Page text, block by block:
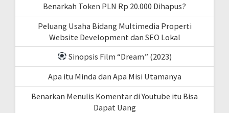
Benarkah Token PLN Rp 20.000 Dihapus?
Peluang Usaha Bidang Multimedia Properti
Website Development dan SEO Lokal
Sinopsis Film “Dream” (2023)
Apa itu Minda dan Apa Misi Utamanya
Benarkan Menulis Komentar di Youtube itu Bisa
Dapat Uang